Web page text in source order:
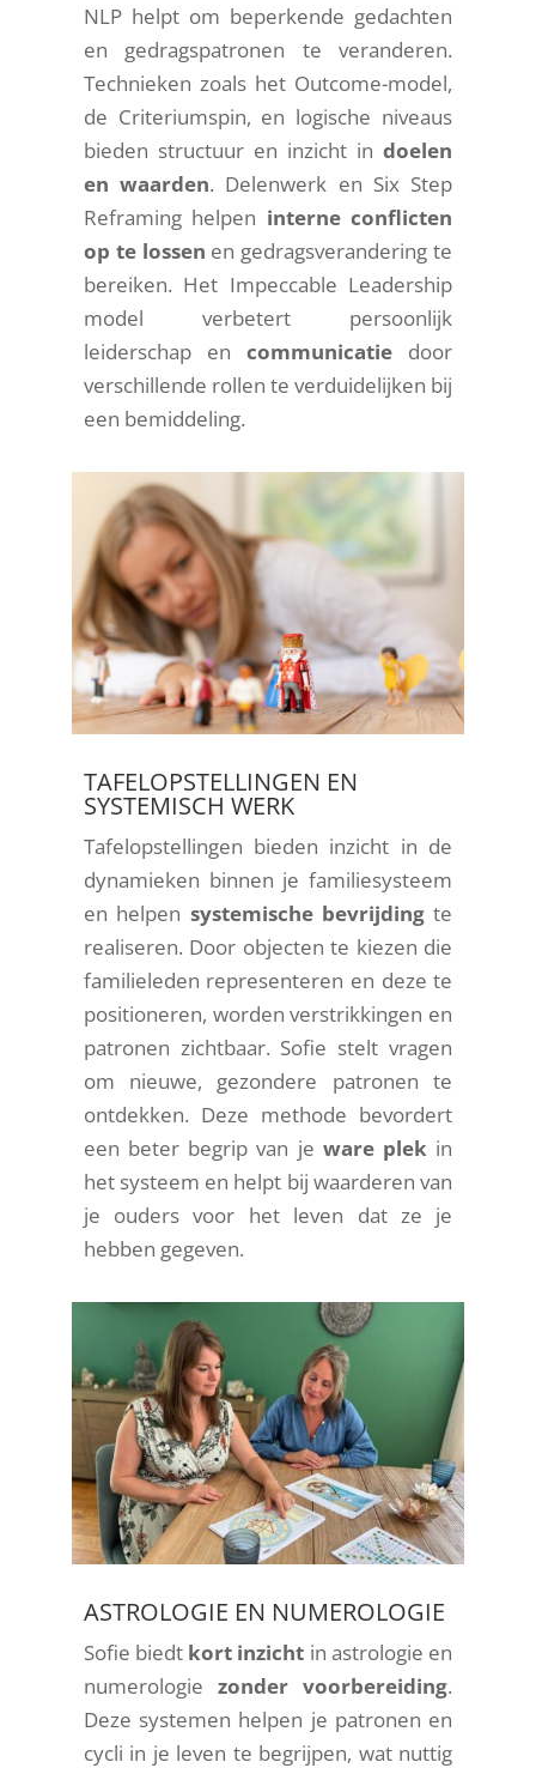
NLP helpt om beperkende gedachten
en gedragspatronen te veranderen.
Technieken zoals het Outcome-model,
de Criteriumspin, en logische niveaus
bieden structuur en inzicht indoelen
en waarden. Delenwerk en Six Step
Reframing helpen interne conflicten
op te lossen en gedragsverandering te
bereiken. Het Impeccable Leadership
model verbetert persoonlijk
leiderschap encommunicatie door
verschillende rollen te verduidelijken bij
een bemiddeling.
TAFELOPSTELLINGEN EN
SYSTEMISCH WERK
Tafelopstellingen bieden inzicht in de
dynamieken binnen je familiesysteem
en helpen systemische bevrijdingte
realiseren. Door objecten te kiezen die
familieleden representeren en deze te
positioneren, worden verstrikkingen en
patronen zichtbaar. Sofie stelt vragen
om nieuwe, gezondere patronen te
ontdekken. Deze methode bevordert
een beter begrip van je ware plek in
het systeem en helpt bij waarderen van
je ouders voor het leven dat ze je
hebben gegeven.
ASTROLOGIE EN NUMEROLOGIE
Sofie biedt kort inzicht in astrologie en
numerologie zonder voorbereiding.
Deze systemen helpen je patronen en
cycli in je leven te begrijpen, wat nuttig